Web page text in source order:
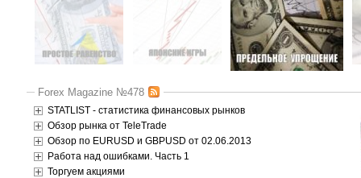
Forex Magazine №478
STATLIST - статистика финансовых рынков
Обзор рынка от TeleTrade
Обзор по EURUSD и GBPUSD от 02.06.2013
Работа над ошибками. Часть 1
Торгуем акциями